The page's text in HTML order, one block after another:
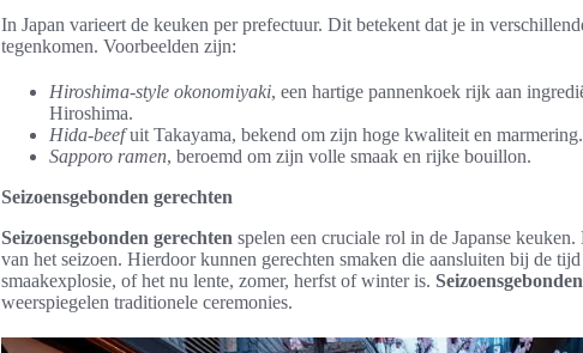
In Japan varieert de keuken per prefectuur. Dit betekent dat je in
tegenkomen. Voorbeelden zijn:
Hiroshima-style okonomiyaki, een hartige pannenkoek rijk aan
Hiroshima.
Hida-beefuit Takayama, bekend om zijn hoge kwaliteit en marmering.
Sapporo ramen, beroemd om zijn volle smaak en rijke bouillon.
Seizoensgebonden gerechten
Seizoensgebonden gerechten spelen een cruciale rol in de Japanse
van het seizoen. Hierdoor kunnen gerechten smaken die aansluiten bij de
smaakexplosie, of het nu lente, zomer, herfst of winter is.
weerspiegelen traditionele ceremonies.